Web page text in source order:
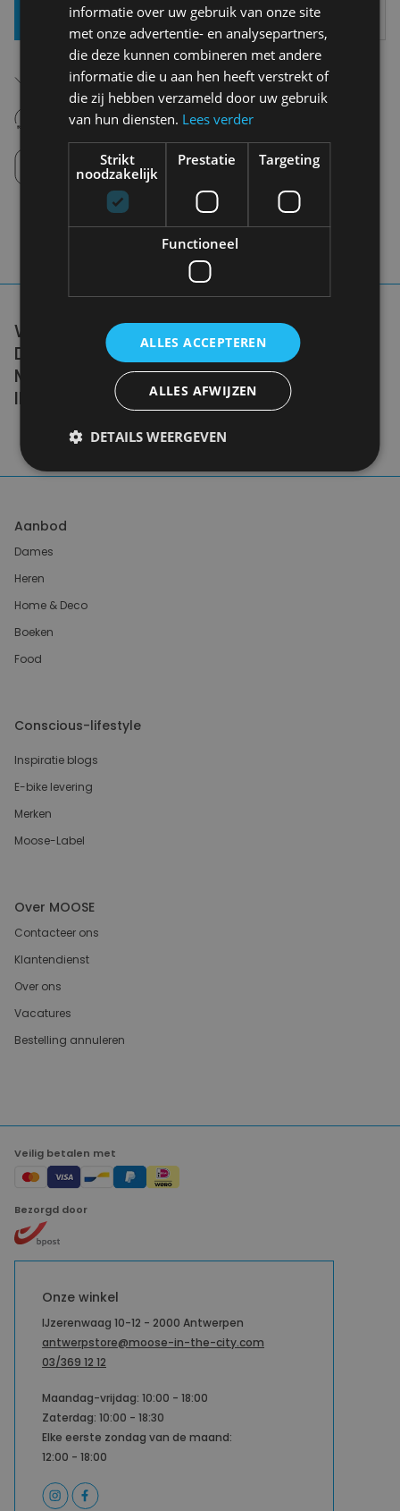
Toevoegen Aan Mandje
Gratis verzending in België
Vanaf €75,00
14 dagen om te retourneren
Nooit meer spijt van krijgen
Click en Collect
Afhalen in de winkel tussen 10u-18u.
WE DON'T NEED A HANDFUL OF PEOPLE
DOING ZERO WASTE PERFECTLY. WE NEED
MILLIONS OF PEOPLE DOING IT
IMPERFECTLY.
Anne Marie Bonneau
Aanbod
Dames
Heren
Home & Deco
Boeken
Food
Conscious-lifestyle
Inspiratie blogs
E-bike levering
Merken
Moose-Label
Over MOOSE
Contacteer ons
Klantendienst
Over ons
Vacatures
Bestelling annuleren
Veilig betalen met
Bezorgd door
Onze winkel
IJzerenwaag 10-12 - 2000 Antwerpen
antwerpstore@moose-in-the-city.com
03/369 12 12
Maandag-vrijdag: 10:00 - 18:00
Zaterdag: 10:00 - 18:30
Elke eerste zondag van de maand:
12:00 - 18:00
informatie over uw gebruik van onze site
met onze advertentie- en analysepartners,
die deze kunnen combineren met andere
informatie die u aan hen heeft verstrekt of
die zij hebben verzameld door uw gebruik
van hun diensten. Lees verder
Strikt
noodzakelijk
Prestatie Targeting
Functioneel
ALLES ACCEPTEREN
ALLES AFWIJZEN
DETAILS WEERGEVEN